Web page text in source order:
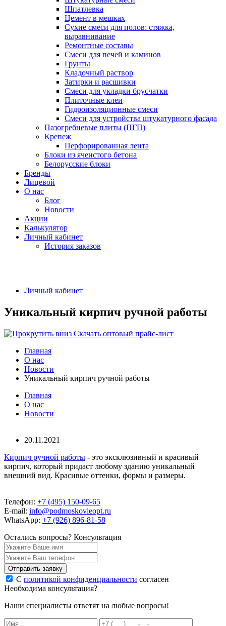
Шпатлевка
Цемент в мешках
Сухие смеси для полов: стяжка,
выравнивание
Ремонтные составы
Смеси для печей и каминов
Грунты
Кладочный раствор
Затирки и расшивки
Смеси для укладки брусчатки
Плиточные клеи
Гидроизоляционные смеси
Смеси для устройства штукатурного фасада
Пазогребневые плиты (ПГП)
Крепеж
Перфорированная лента
Блоки из ячеистого бетона
Белорусские блоки
Бренды
Лицевой
О нас
Блог
Новости
Акции
Калькулятор
Личный кабинет
История заказов
Личный кабинет
Уникальный кирпич ручной работы
Скачать оптовый прайс-лист
Главная
О нас
Новости
Уникальный кирпич ручной работы
Главная
О нас
Новости
20.11.2021
Кирпич ручной работы - это эксклюзивный и красивый
кирпич, который придаст любому зданию уникальный
внешний вид. Красивые оттенки, формы и размеры.
Телефон: +7 (495) 150-09-65
E-mail: info@podmoskovieopt.ru
WhatsApp: +7 (926) 896-81-58
Остались вопросы? Консультация
Отправить заявку
С политикой конфиденциальности согласен
Необходима консультация?
Наши специалисты ответят на любые вопросы!